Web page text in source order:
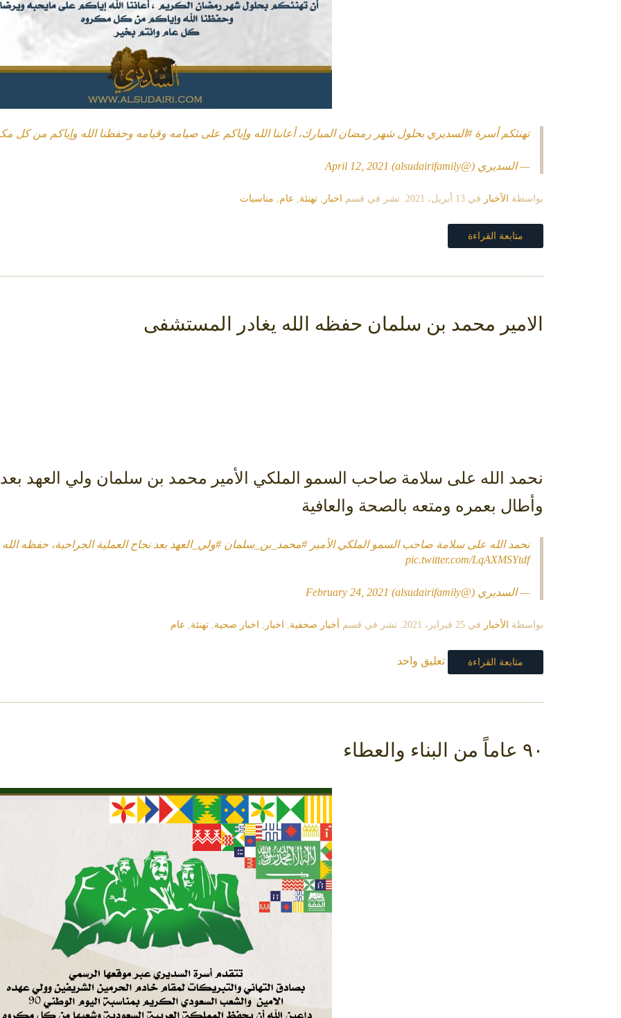
تهنئكم أسرة#السديري بحلول شهر رمضان المبارك، أعاننا الله وإياكم على صيامه وقيامه وحفظنا الله وإياكم من كل
— السديري (@alsudairifamily) April 12, 2021
بواسطة الأخبار في 13 أبريل، 2021 . نشر في قسم اخبار , تهنئة, عام, مناسبات
متابعة القراءة
الامير محمد بن سلمان حفظه الله يغادر المستشفى
نحمد الله على سلامة ⁧‫صاحب السمو الملكي الأمير محمد بن سلمان‬⁩ ⁧‫ولي العهد‬⁩ بعد
وأطال بعمره ومتعه بالصحة والعافية
نحمد الله على سلامة صاحب السمو الملكي الأمير#محمد_بن_سلمان #ولي_العهد بعد نجاح العملية الجراحية، حفظه
pic.twitter.com/LqAXMSYtdf
— السديري (@alsudairifamily) February 24, 2021
بواسطة الأخبار في 25 فبراير، 2021 . نشر في قسم أخبار صحفية, اخبار , اخبار صحية, تهنئة, عام
متابعة القراءة تعليق واحد
٩٠ عاماً من البناء والعطاء